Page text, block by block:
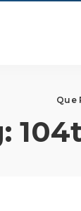
Que